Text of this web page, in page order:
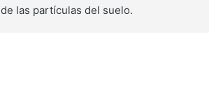
de las partículas del suelo.